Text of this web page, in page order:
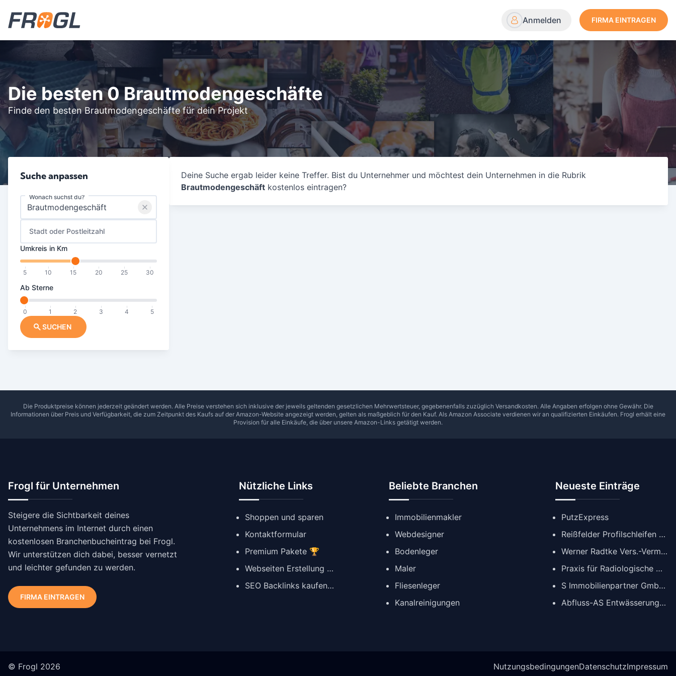
Anmelden FIRMA EINTRAGEN
Die besten 0 Brautmodengeschäfte
Finde den besten Brautmodengeschäfte für dein Projekt
Suche anpassen
Wonach suchst du?
Stadt oder Postleitzahl
Umkreis in Km
5 10 15 20 25 30
Ab Sterne
0 1 2 3 4 5
SUCHEN
Deine Suche ergab leider keine Treffer. Bist du Unternehmer und möchtest dein Unternehmen in die Rubrik
Brautmodengeschäft kostenlos eintragen?
Die Produktpreise können jederzeit geändert werden. Alle Preise verstehen sich inklusive der jeweils geltenden gesetzlichen Mehrwertsteuer, gegebenenfalls zuzüglich Versandkosten. Alle Angaben erfolgen ohne Gewähr. Die
Informationen über Preis und Verfügbarkeit, die zum Zeitpunkt des Kaufs auf der Amazon-Website angezeigt werden, gelten als maßgeblich für den Kauf. Als Amazon Associate verdienen wir an qualifizierten Einkäufen. Frogl erhält eine
Provision für alle Einkäufe, die über unsere Amazon-Links getätigt werden.
Frogl für Unternehmen
Steigere die Sichtbarkeit deines
Unternehmens im Internet durch einen
kostenlosen Branchenbucheintrag bei Frogl.
Wir unterstützen dich dabei, besser vernetzt
und leichter gefunden zu werden.
FIRMA EINTRAGEN
Nützliche Links
Shoppen und sparen
Kontaktformular
Premium Pakete 🏆
Webseiten Erstellung ✨
SEO Backlinks kaufen 🔗
Beliebte Branchen
Immobilienmakler
Webdesigner
Bodenleger
Maler
Fliesenleger
Kanalreinigungen
Neueste Einträge
PutzExpress
Reißfelder Profilschleifen GmbH
Werner Radtke Vers.-Verm. GmbH
Praxis für Radiologische Diagnostik
S Immobilienpartner GmbH | Immobilienmakler Köln
Abfluss-AS Entwässerungstechnik GmbH
© Frogl 2026 NutzungsbedingungenDatenschutzImpressum